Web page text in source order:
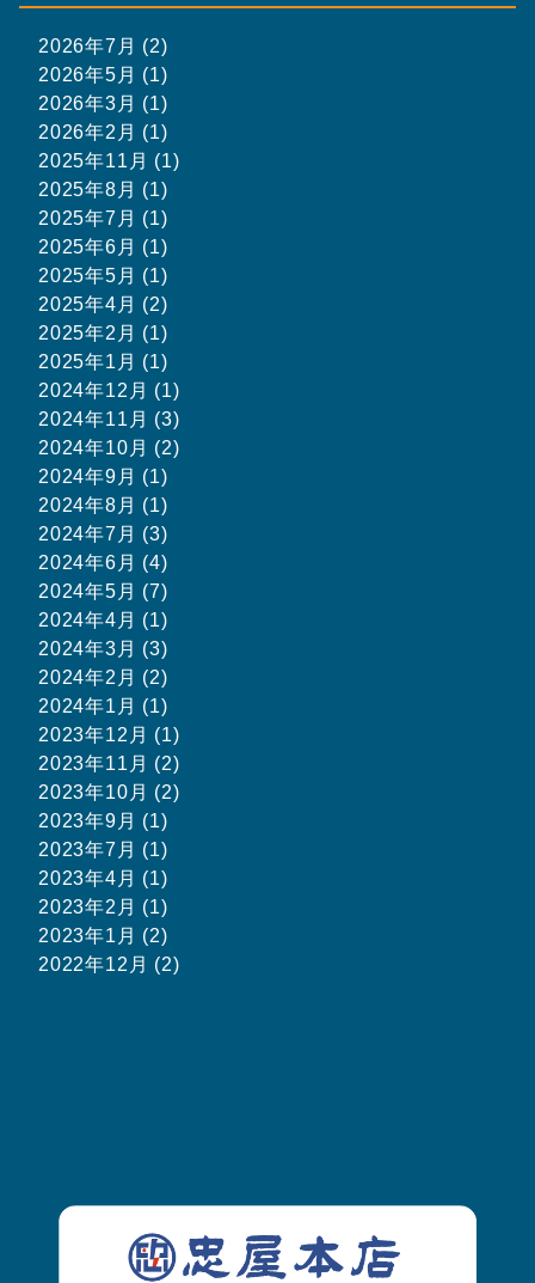
2026年7月 (2)
2026年5月 (1)
2026年3月 (1)
2026年2月 (1)
2025年11月 (1)
2025年8月 (1)
2025年7月 (1)
2025年6月 (1)
2025年5月 (1)
2025年4月 (2)
2025年2月 (1)
2025年1月 (1)
2024年12月 (1)
2024年11月 (3)
2024年10月 (2)
2024年9月 (1)
2024年8月 (1)
2024年7月 (3)
2024年6月 (4)
2024年5月 (7)
2024年4月 (1)
2024年3月 (3)
2024年2月 (2)
2024年1月 (1)
2023年12月 (1)
2023年11月 (2)
2023年10月 (2)
2023年9月 (1)
2023年7月 (1)
2023年4月 (1)
2023年2月 (1)
2023年1月 (2)
2022年12月 (2)